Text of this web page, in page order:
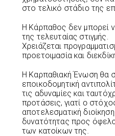
στο τελικό στάδιο της
Η Κάρπαθος δεν μπορεί
της τελευταίας στιγμής.
Χρειάζεται
προετοιμασία και
Η Καρπαθιακή Ένωση θα
εποικοδομητική
τις αδυναμίες και
προτάσεις, γιατί ο
αποτελεσματική
δυνατότητας προς
των κατοίκων της.